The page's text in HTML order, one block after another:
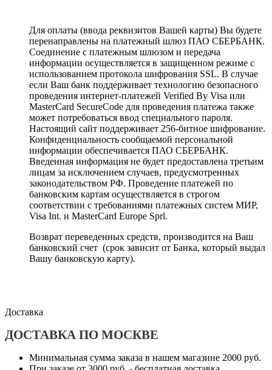
Для оплаты (ввода реквизитов Вашей карты) Вы будете
перенаправлены на платежный шлюз ПАО СБЕРБАНК.
Соединение с платежным шлюзом и передача
информации осуществляется в защищенном режиме с
использованием протокола шифрования SSL. В случае
если Ваш банк поддерживает технологию безопасного
проведения интернет-платежей Verified By Visa или
MasterCard SecureCode для проведения платежа также
может потребоваться ввод специального пароля.
Настоящий сайт поддерживает 256-битное шифрование.
Конфиденциальность сообщаемой персональной
информации обеспечивается ПАО СБЕРБАНК.
Введенная информация не будет предоставлена третьим
лицам за исключением случаев, предусмотренных
законодательством РФ. Проведение платежей по
банковским картам осуществляется в строгом
соответствии с требованиями платежных систем МИР,
Visa Int. и MasterCard Europe Sprl.
Возврат переведенных средств, производится на Ваш
банковский счет (срок зависит от Банка, который выдал
Вашу банковскую карту).
Доставка
ДОСТАВКА ПО МОСКВЕ
Минимальная сумма заказа в нашем магазине 2000 руб.